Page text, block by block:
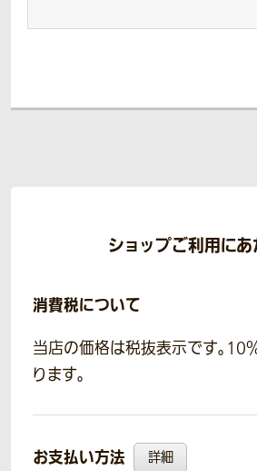
ショップご利用にあ
消費税について
当店の価格は税抜表示です。10
ります。
お支払い方法 詳細